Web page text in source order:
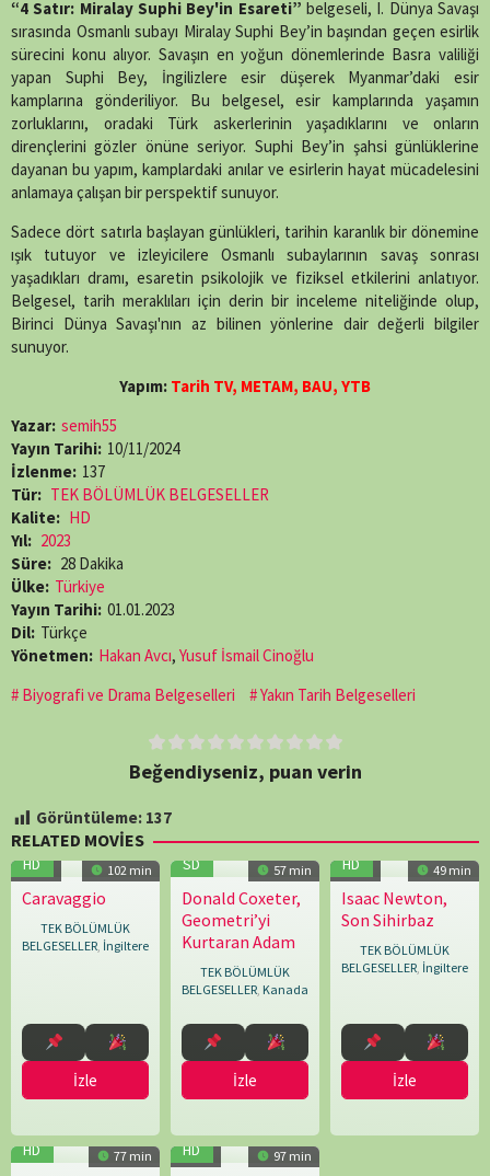
(Twitter)
“4 Satır: Miralay Suphi Bey'in Esareti” belgeseli, I. Dünya Savaşı
sırasında Osmanlı subayı Miralay Suphi Bey’in başından geçen esirlik
sürecini konu alıyor. Savaşın en yoğun dönemlerinde Basra valiliği
yapan Suphi Bey, İngilizlere esir düşerek Myanmar’daki esir
kamplarına gönderiliyor. Bu belgesel, esir kamplarında yaşamın
zorluklarını, oradaki Türk askerlerinin yaşadıklarını ve onların
dirençlerini gözler önüne seriyor. Suphi Bey’in şahsi günlüklerine
dayanan bu yapım, kamplardaki anılar ve esirlerin hayat mücadelesini
anlamaya çalışan bir perspektif sunuyor.
Sadece dört satırla başlayan günlükleri, tarihin karanlık bir dönemine
ışık tutuyor ve izleyicilere Osmanlı subaylarının savaş sonrası
yaşadıkları dramı, esaretin psikolojik ve fiziksel etkilerini anlatıyor.
Belgesel, tarih meraklıları için derin bir inceleme niteliğinde olup,
Birinci Dünya Savaşı'nın az bilinen yönlerine dair değerli bilgiler
sunuyor.
Yapım: Tarih TV, METAM, BAU, YTB
Yazar: semih55
Yayın Tarihi: 10/11/2024
İzlenme: 137
Tür: TEK BÖLÜMLÜK BELGESELLER
Kalite: HD
Yıl: 2023
Süre: 28 Dakika
Ülke: Türkiye
Yayın Tarihi: 01.01.2023
Dil: Türkçe
Yönetmen: Hakan Avcı, Yusuf İsmail Cinoğlu
Biyografi ve Drama Belgeselleri
Yakın Tarih Belgeselleri
Beğendiyseniz, puan verin
Görüntüleme: 137
RELATED MOVIES
7.4 102 min
HD
Caravaggio
TEK BÖLÜMLÜK
BELGESELLER İngiltere
11.11.2025
David
Bickerstaff,
Phil
İzle
57 min
SD
Donald Coxeter,
Geometri’yi
Kurtaran Adam
TEK BÖLÜMLÜK
BELGESELLER, Kanada
21.10.2009
David
New
İzle
7.2 49 min
HD
Isaac Newton,
Son Sihirbaz
TEK BÖLÜMLÜK
BELGESELLER, İngiltere
12.04.2013
Renny
Bartlett
İzle
77 min
HD 7.2 97 min
HD